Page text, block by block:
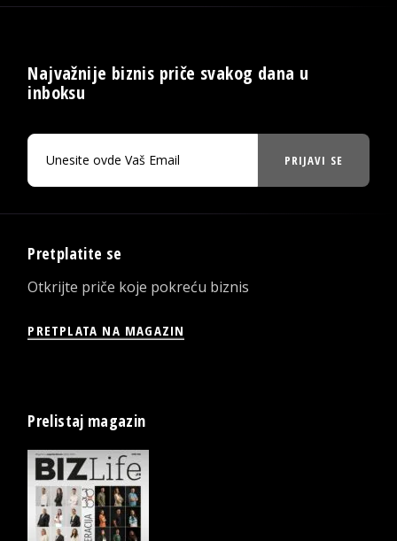
Najvažnije biznis priče svakog dana u
inboksu
PRIJAVI SE
Pretplatite se
Otkrijte priče koje pokreću biznis
PRETPLATA NA MAGAZIN
Prelistaj magazin